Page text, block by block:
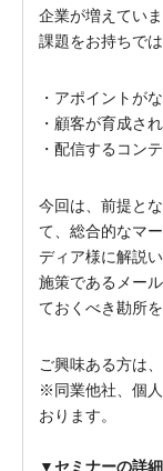
企業が増えてい
課題をお持ちで
・アポイントが
・顧客が育成さ
・配信するコン
今回は、前提と
て、総合的なマ
ディア様に解説
施策であるメー
ておくべき勘所
ご興味ある方は
※同業他社、個
おります。
▼セミナーの詳